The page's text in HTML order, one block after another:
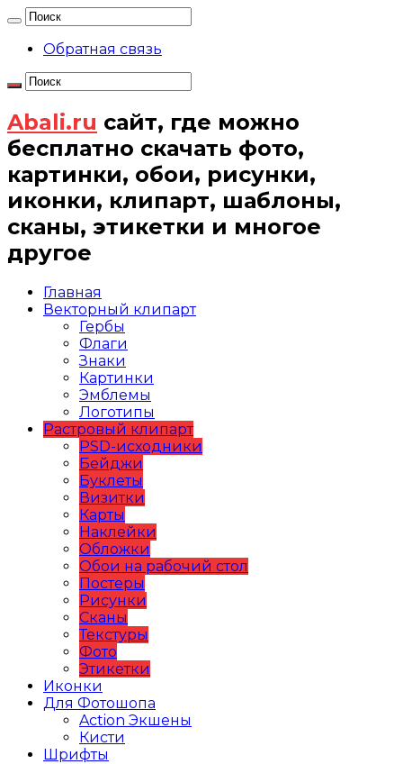
Обратная связь
Abali.ru сайт, где можно
бесплатно скачать фото,
картинки, обои, рисунки,
иконки, клипарт, шаблоны,
сканы, этикетки и многое
другое
Главная
Векторный клипарт
Гербы
Флаги
Знаки
Картинки
Эмблемы
Логотипы
Растровый клипарт
PSD-исходники
Бейджи
Буклеты
Визитки
Карты
Наклейки
Обложки
Обои на рабочий стол
Постеры
Рисунки
Сканы
Текстуры
Фото
Этикетки
Иконки
Для Фотошопа
Action Экшены
Кисти
Шрифты